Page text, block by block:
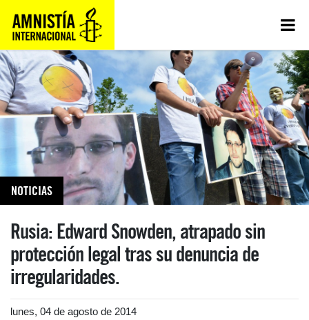
NOTICIAS
Rusia: Edward Snowden, atrapado sin
protección legal tras su denuncia de
irregularidades.
lunes, 04 de agosto de 2014